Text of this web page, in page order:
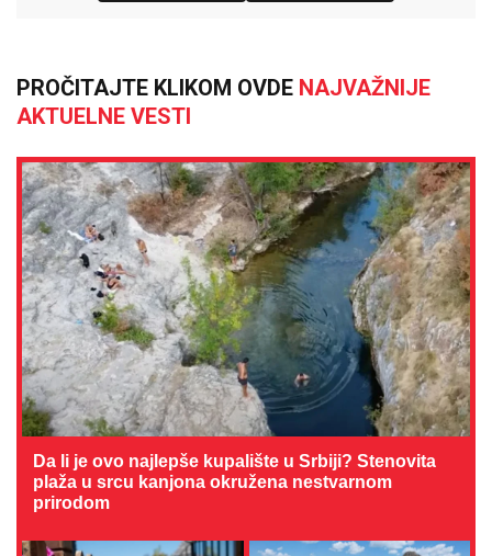
PROČITAJTE KLIKOM OVDE NAJVAŽNIJE
AKTUELNE VESTI
Da li je ovo najlepše kupalište u Srbiji? Stenovita
plaža u srcu kanjona okružena nestvarnom
prirodom